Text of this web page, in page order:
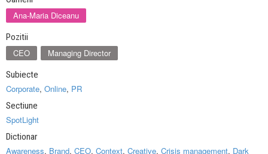
Ana-Maria Diceanu
Pozitii
CEO Managing Director
Subiecte
Corporate, Online, PR
Sectiune
SpotLight
Dictionar
Awareness, Brand, CEO, Context, Creative, Crisis management, Dark